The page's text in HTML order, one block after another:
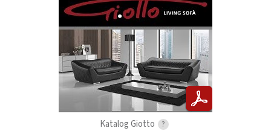
Katalog Giotto ?